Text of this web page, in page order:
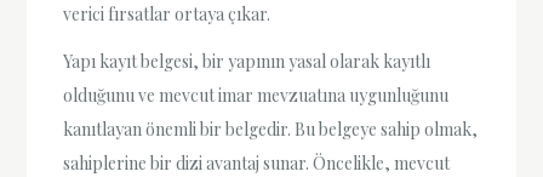
verici fırsatlar ortaya çıkar.
Yapı kayıt belgesi, bir yapının yasal olarak kayıtlı
olduğunu ve mevcut imar mevzuatına uygunluğunu
kanıtlayan önemli bir belgedir. Bu belgeye sahip olmak,
sahiplerine bir dizi avantaj sunar. Öncelikle, mevcut